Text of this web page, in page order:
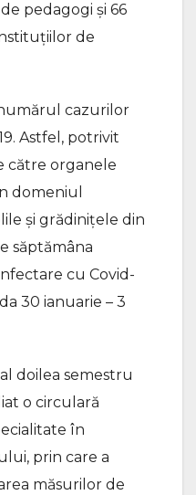
pedagogi și 66
de
cazurilor
Astfel, potrivit
către organele
domeniul
și grădinițele din
săptămâna
cu Covid-
30 ianuarie – 3
doilea semestru
o circulară
în
prin care a
măsurilor de